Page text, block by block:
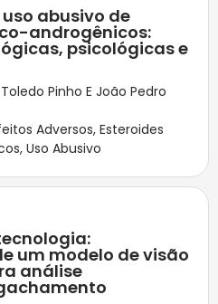
abusivo de
androgênicos:
psicológicas e
Pinho E João Pedro
Adversos, Esteroides
, Uso Abusivo
um modelo de visão
análise